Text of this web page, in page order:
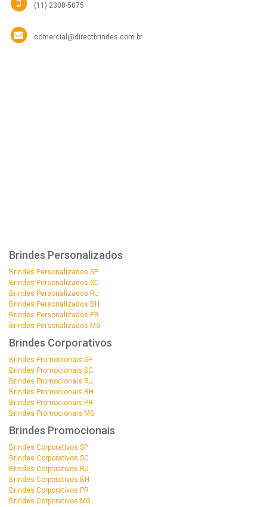
(11) 2308-5075
comercial@directbrindes.com.br
Brindes Personalizados
Brindes Personalizados SP
Brindes Personalizados SC
Brindes Personalizados RJ
Brindes Personalizados BH
Brindes Personalizados PR
Brindes Personalizados MG
Brindes Corporativos
Brindes Promocionais SP
Brindes Promocionais SC
Brindes Promocionais RJ
Brindes Promocionais BH
Brindes Promocionais PR
Brindes Promocionais MG
Brindes Promocionais
Brindes Corporativos SP
Brindes Corporativos SC
Brindes Corporativos RJ
Brindes Corporativos BH
Brindes Corporativos PR
Brindes Corporativos MG